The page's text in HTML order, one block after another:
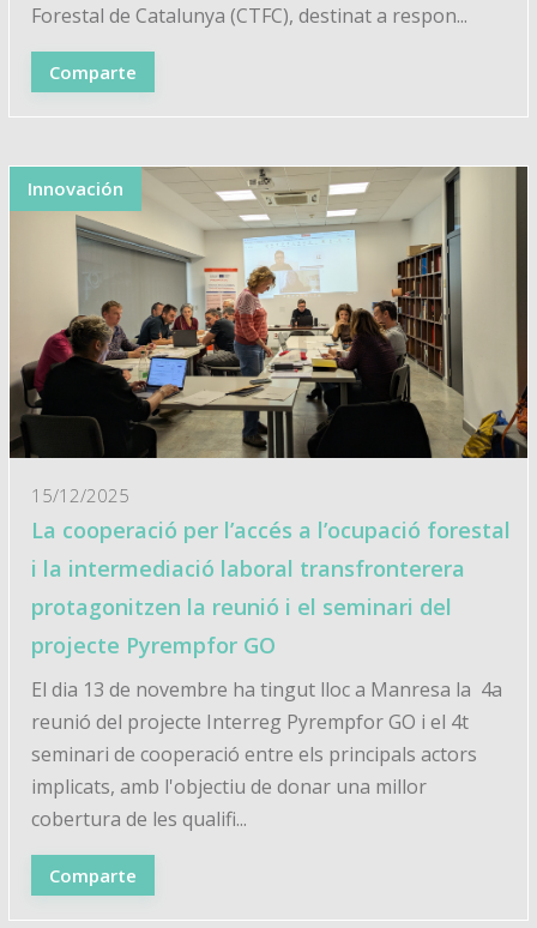
Forestal de Catalunya (CTFC), destinat a respon...
Comparte
Innovación
15/12/2025
La cooperació per l’accés a l’ocupació forestal
i la intermediació laboral transfronterera
protagonitzen la reunió i el seminari del
projecte Pyrempfor GO
El dia 13 de novembre ha tingut lloc a Manresa la 4a
reunió del projecte Interreg Pyrempfor GO i el 4t
seminari de cooperació entre els principals actors
implicats, amb l'objectiu de donar una millor
cobertura de les qualifi...
Comparte